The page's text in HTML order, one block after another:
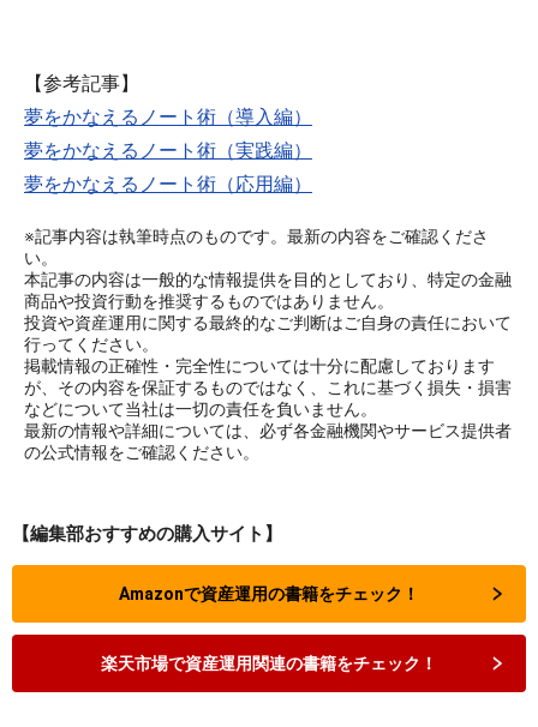
【参考記事】
夢をかなえるノート術（導入編）
夢をかなえるノート術（実践編）
夢をかなえるノート術（応用編）
※記事内容は執筆時点のものです。最新の内容をご確認くださ
い。
本記事の内容は一般的な情報提供を目的としており、特定の金融
商品や投資行動を推奨するものではありません。
投資や資産運用に関する最終的なご判断はご自身の責任において
行ってください。
掲載情報の正確性・完全性については十分に配慮しております
が、その内容を保証するものではなく、これに基づく損失・損害
などについて当社は一切の責任を負いません。
最新の情報や詳細については、必ず各金融機関やサービス提供者
の公式情報をご確認ください。
【編集部おすすめの購入サイト】
Amazonで資産運用の書籍をチェック！
楽天市場で資産運用関連の書籍をチェック！